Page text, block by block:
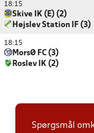
18:15
Skive IK (E) (2)
Højslev Station IF (3)
18:15
MorsØ FC (3)
Roslev IK (2)
Spørgsmål